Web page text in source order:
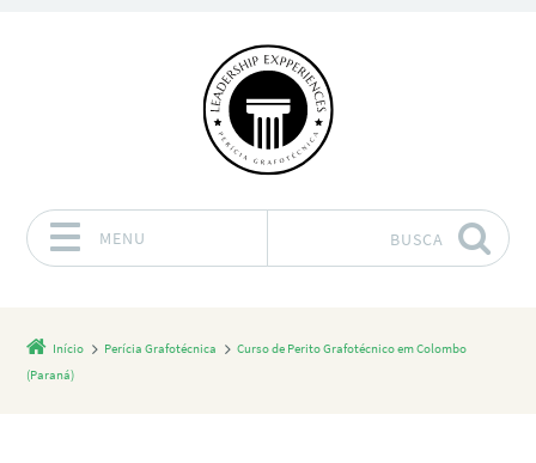
MENU BUSCA
Início Perícia Grafotécnica
Curso de Perito Grafotécnico em Colombo
(Paraná)